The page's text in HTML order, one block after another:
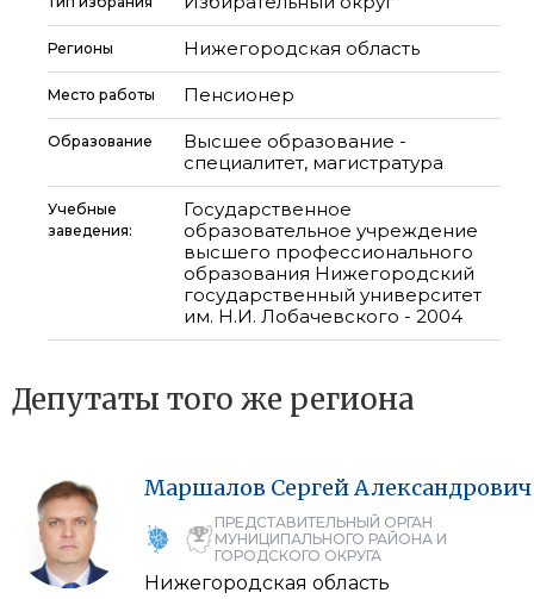
Регионы Нижегородская область
Место работы Пенсионер
Образование
Высшее образование -
специалитет, магистратура
Учебные
заведения:
Государственное
образовательное учреждение
высшего профессионального
образования Нижегородский
государственный университет
им. Н.И. Лобачевского - 2004
Депутаты того же региона
Маршалов СергейАлександрович
ПРЕДСТАВИТЕЛЬНЫЙ ОРГАН
МУНИЦИПАЛЬНОГО РАЙОНА И
ГОРОДСКОГО ОКРУГА
Нижегородская область